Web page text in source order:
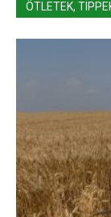
ÖTLETEK,